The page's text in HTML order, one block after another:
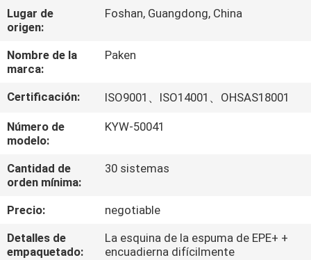
SOBRE
NOSOTROS
VIAJE
DE
LA
FÁBRICA
DE
CALIDAD
Lugar de
origen:
Foshan, Guangdong, China
Nombre de la
marca:
Paken
Certificación: ISO9001、ISO14001、OHSAS18001
Número de
modelo:
KYW-50041
Cantidad de
orden mínima:
30 sistemas
Precio:
negotiable
Detalles de
empaquetado:
La esquina de la espuma de EPE+ +
encuadierna difícilmente